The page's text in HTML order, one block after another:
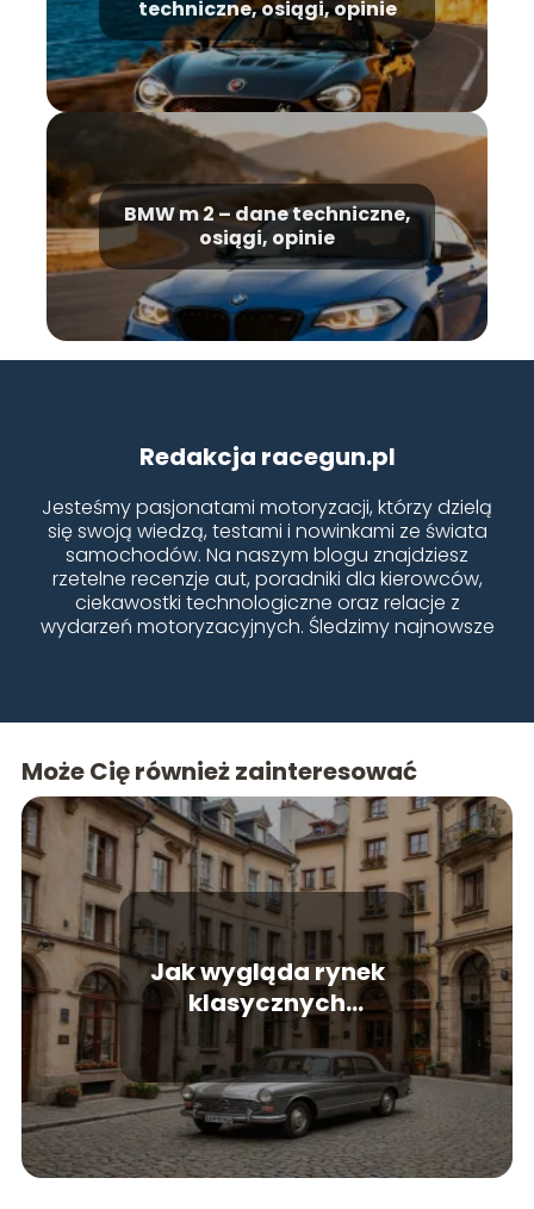
techniczne, osiągi, opinie
BMW m 2 – dane techniczne,
osiągi, opinie
Redakcja racegun.pl
Jesteśmy pasjonatami motoryzacji, którzy dzielą
się swoją wiedzą, testami i nowinkami ze świata
samochodów. Na naszym blogu znajdziesz
rzetelne recenzje aut, poradniki dla kierowców,
ciekawostki technologiczne oraz relacje z
wydarzeń motoryzacyjnych. Śledzimy najnowsze
kółek – od miłośników klasyków po entuzjastów
Może Cię również zainteresować
Jak wygląda rynek
klasycznych
samochodów?
Inwestycja czy pasja?